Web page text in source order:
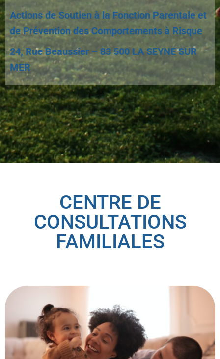
Actions de Soutien à la Fonction Parentale et
de Prévention des Comportements à Risque
24, Rue Beaussier – 83 500 LA SEYNE SUR
MER
CENTRE DE
CONSULTATIONS
FAMILIALES